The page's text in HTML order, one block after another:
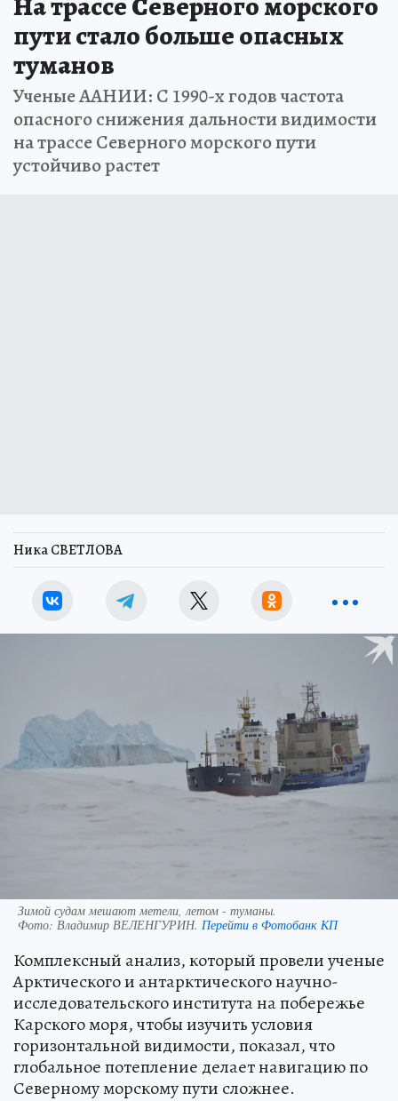
пути стало больше опасных
туманов
Ученые ААНИИ: С 1990-х годов частота
опасного снижения дальности видимости
на трассе Северного морского пути
устойчиво растет
Ника СВЕТЛОВА
Зимой судам мешают метели, летом - туманы.
Фото: Владимир ВЕЛЕНГУРИН. Перейти в Фотобанк КП
Комплексный анализ, который провели ученые
Арктического и антарктического научно-
исследовательского института на побережье
Карского моря, чтобы изучить условия
горизонтальной видимости, показал, что
глобальное потепление делает навигацию по
Северному морскому пути сложнее.